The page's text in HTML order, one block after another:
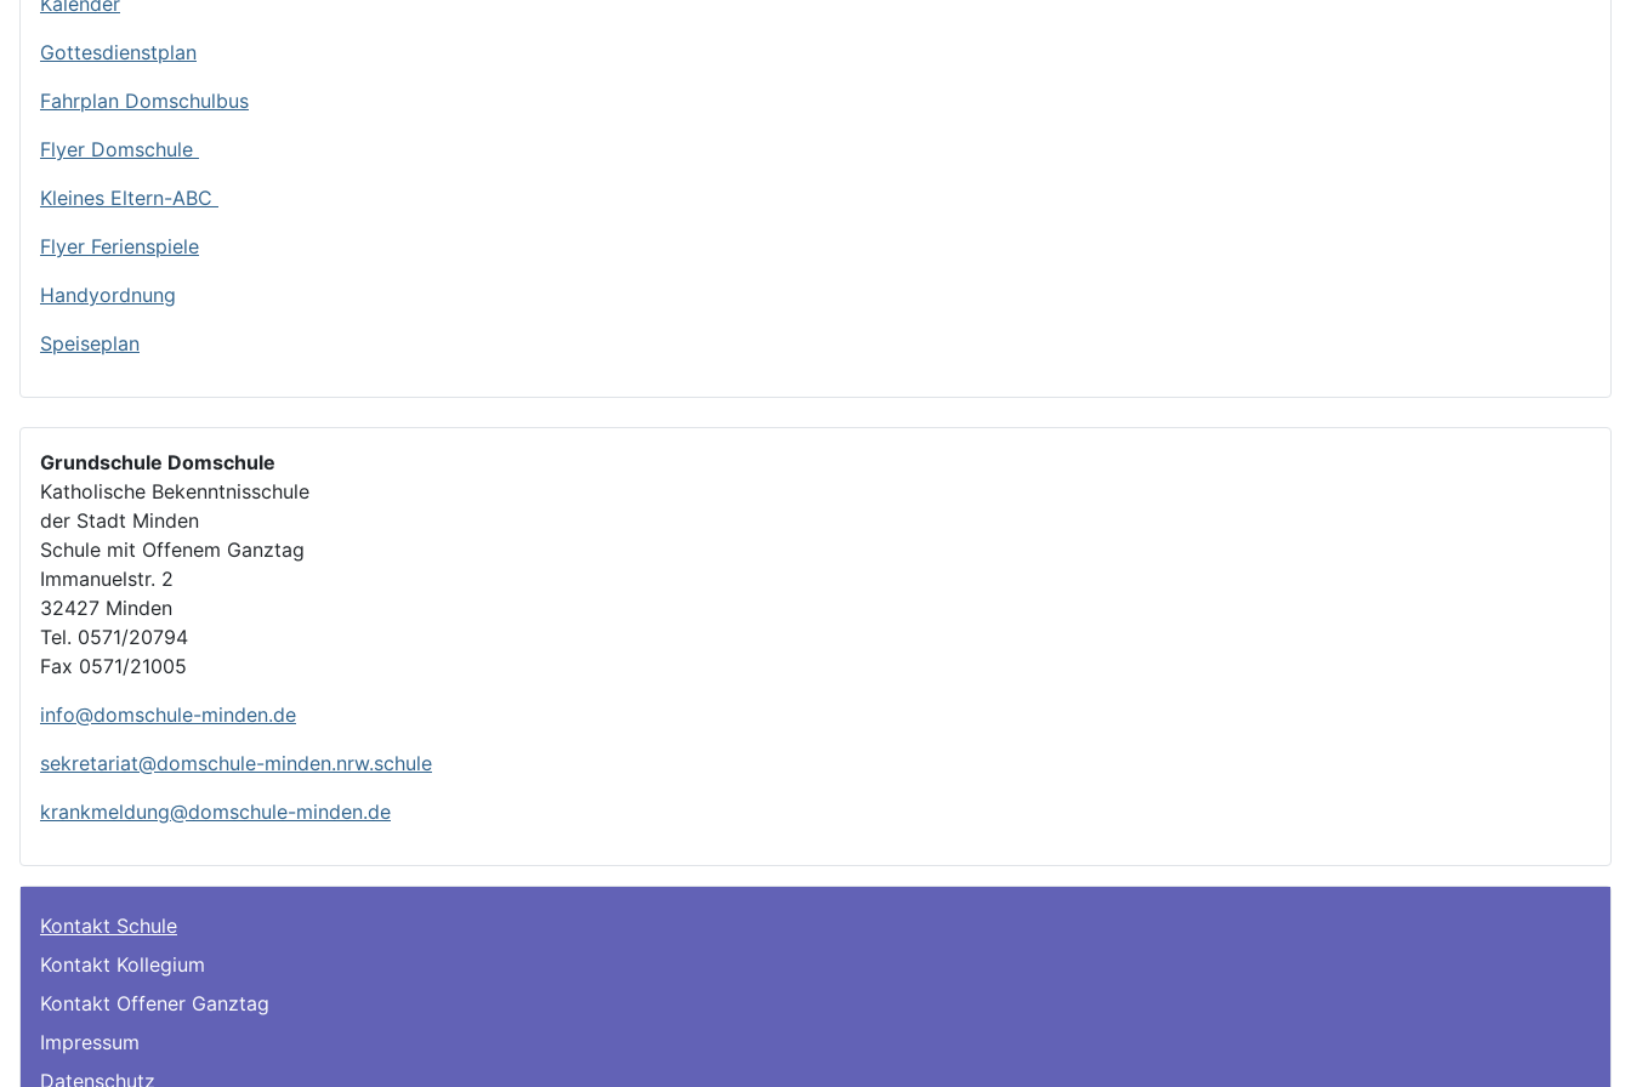
Gottesdienstplan
Fahrplan Domschulbus
Flyer Domschule
Kleines Eltern-ABC
Flyer Ferienspiele
Handyordnung
Speiseplan
Grundschule Domschule
Katholische Bekenntnisschule
der Stadt Minden
Schule mit Offenem Ganztag
Immanuelstr. 2
32427 Minden
Tel. 0571/20794
Fax 0571/21005
info@domschule-minden.de
sekretariat@domschule-minden.nrw.schule
krankmeldung@domschule-minden.de
Kontakt Schule
Kontakt Kollegium
Kontakt Offener Ganztag
Impressum
Datenschutz